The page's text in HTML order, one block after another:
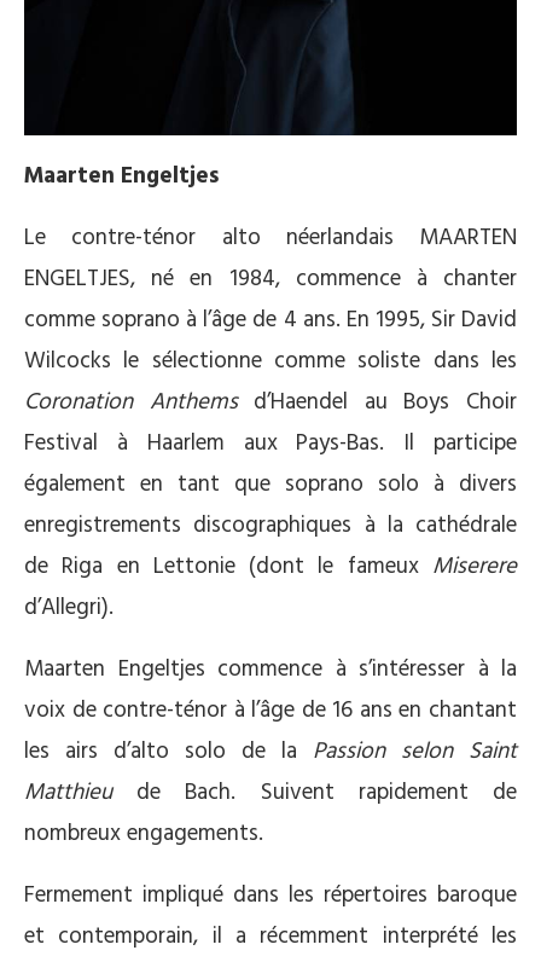
Maarten Engeltjes
Le contre-ténor alto néerlandais MAARTEN
ENGELTJES, né en 1984, commence à chanter
comme soprano à l’âge de 4 ans. En 1995, Sir David
Wilcocks le sélectionne comme soliste dans les
Coronation Anthemsd’Haendel au Boys Choir
Festival à Haarlem aux Pays-Bas. Il participe
également en tant que soprano solo à divers
enregistrements discographiques à la cathédrale
de Riga en Lettonie (dont le fameux Miserere
d’Allegri).
Maarten Engeltjes commence à s’intéresser à la
voix de contre-ténor à l’âge de 16 ans en chantant
les airs d’alto solo de la Passion selon Saint
Matthieude Bach. Suivent rapidement de
nombreux engagements.
Fermement impliqué dans les répertoires baroque
et contemporain, il a récemment interprété les